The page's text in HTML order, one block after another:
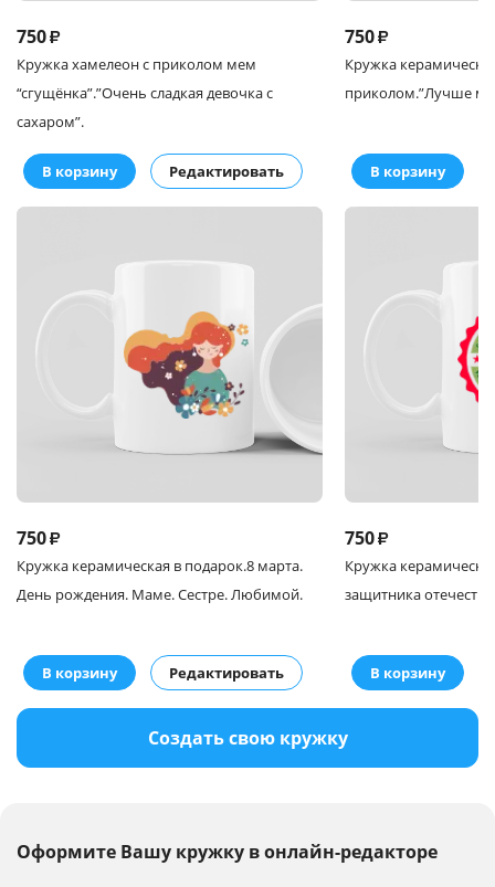
750₽
Кружкахамелеон с приколом мем
“сгущёнка”.”Очень сладкая девочка с
сахаром”.
В корзину Редактировать
750₽
Кружка
приколом.”Лучше
В корзину
750₽
Кружка керамическая в подарок.8 марта.
День рождения. Маме. Сестре. Любимой.
В корзину Редактировать
750₽
Кружка
защитника отечества!
В корзину
Создать свою кружку
Оформите Вашу кружку в онлайн-редакторе